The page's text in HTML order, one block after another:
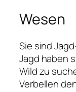
Wesen
Sie sind
Jagd haben
Wild zu
Verbellen